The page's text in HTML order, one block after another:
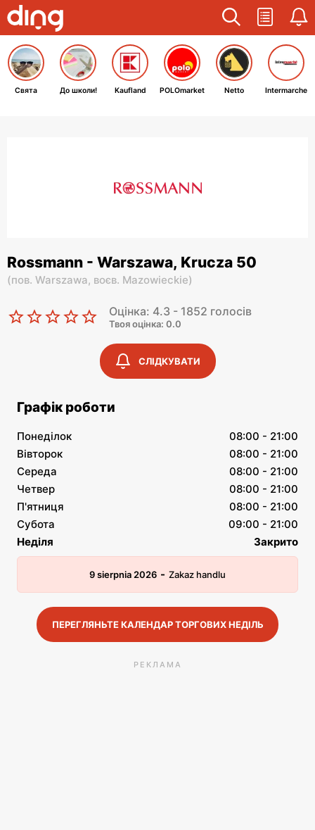
Свята До школи! Kaufland POLOmarket Netto Intermarche
Rossmann - Warszawa, Krucza 50
(пов. Warszawa, воєв. Mazowieckie)
Оцінка: 4.3 - 1852 голосів
Твоя оцінка: 0.0
СЛІДКУВАТИ
Графік роботи
Понеділок
08:00 - 21:00
Вівторок
08:00 - 21:00
Середа
08:00 - 21:00
Четвер
08:00 - 21:00
П'ятниця
08:00 - 21:00
Субота
09:00 - 21:00
Неділя
Закрито
9 sierpnia 2026 - Zakaz handlu
ПЕРЕГЛЯНЬТЕ КАЛЕНДАР ТОРГОВИХ НЕДІЛЬ
РЕКЛАМА